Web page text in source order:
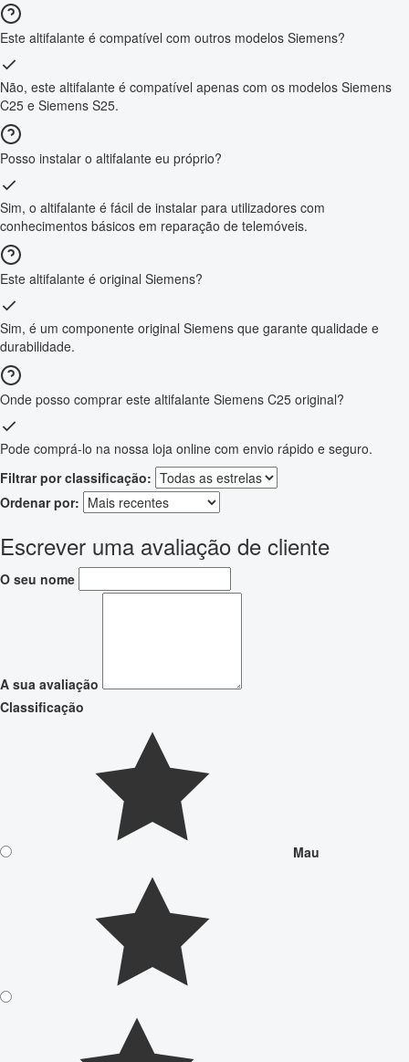
Este altifalante é compatível com outros modelos Siemens?
Não, este altifalante é compatível apenas com os modelos Siemens
C25 e Siemens S25.
Posso instalar o altifalante eu próprio?
Sim, o altifalante é fácil de instalar para utilizadores com
conhecimentos básicos em reparação de telemóveis.
Este altifalante é original Siemens?
Sim, é um componente original Siemens que garante qualidade e
durabilidade.
Onde posso comprar este altifalante Siemens C25 original?
Pode comprá-lo na nossa loja online com envio rápido e seguro.
Filtrar por classificação:
Ordenar por:
Escrever uma avaliação de cliente
O seu nome
A sua avaliação
Classificação
Mau